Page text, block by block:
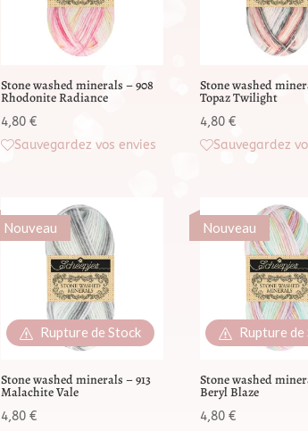
Stone washed minerals – 908
Rhodonite Radiance
4,80 €
Sauvegardez vos envies
Stone washed
Topaz Twilight
4,80 €
Sauvegardez
Nouveau
Rupture de Stock
Stone washed minerals – 913
Malachite Vale
4,80 €
Nouveau
Rupture de
Stone washed
Beryl Blaze
4,80 €